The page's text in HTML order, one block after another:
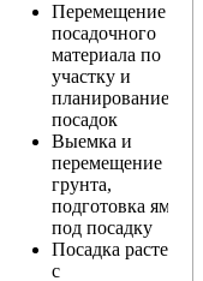
Перемещение
посадочного
материала по
участку и
планирование
посадок
Выемка и
перемещение
грунта,
подготовка ямы
под посадку
Посадка растения
с